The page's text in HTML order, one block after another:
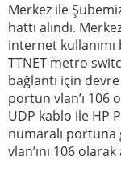
Merkez ile
hattı alındı.
internet
TTNET metro
bağlantı için
portun vlan’ı 106
UDP kablo ile HP
numaralı
vlan’ını 106